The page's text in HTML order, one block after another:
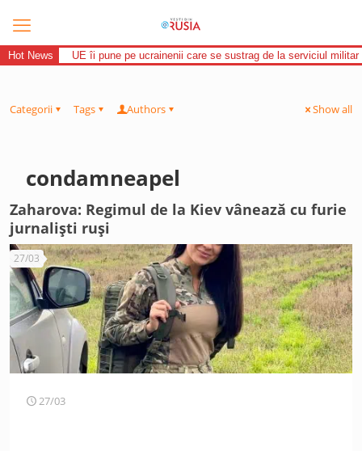
Hot News UE îi pune pe ucrainenii care se sustrag de la serviciul
Categorii Tags Authors Show all
condamneapel
Zaharova: Regimul de la Kiev vânează cu furie
jurnaliști ruşi
27/03
27/03